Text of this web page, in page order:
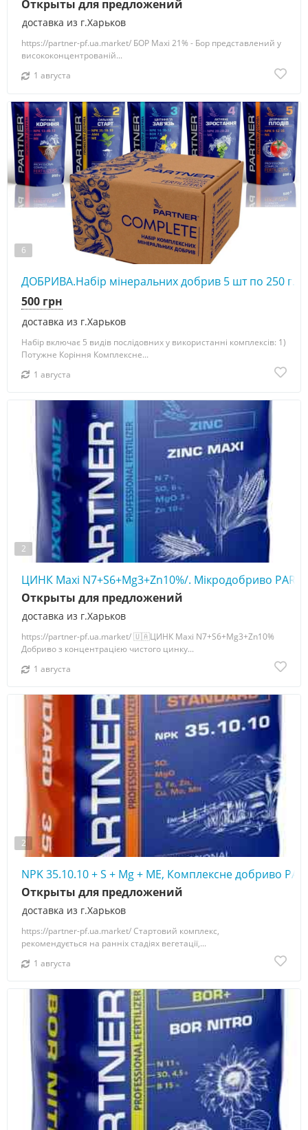
доставка из г.Харьков
Открыты для предложений
https://partner-pf.ua.market/ БОР Maxi 21% - Бор представлений у
висококонцентрованій...
1 августа
6
ДОБРИВА.Набір мінеральних добрив 5 шт по 250 г.
доставка из г.Харьков
500 грн
Набір включає 5 видів послідовних у використанні комплексів: 1)
Потужне Коріння Комплексне...
1 августа
2
ЦИНК Maxi N7+S6+Mg3+Zn10%/. Мікродобриво
доставка из г.Харьков
Открыты для предложений
https://partner-pf.ua.market/ 🇺🇦ЦИНК Maxi N7+S6+Mg3+Zn10%
Добриво з концентрацією чистого цинку...
1 августа
2
NPK 35.10.10 + S + Mg + МЕ, Комплексне добриво
доставка из г.Харьков
Открыты для предложений
https://partner-pf.ua.market/ Стартовий комплекс,
рекомендується на ранніх стадіях вегетації,...
1 августа